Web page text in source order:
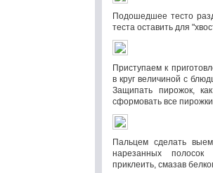
Подошедшее тесто
теста оставить для
Приступаем к
в круг величиной с
Защипать пирожок,
сформовать все пирожки
Пальцем сделать
нарезанных полосок
приклеить, смазав